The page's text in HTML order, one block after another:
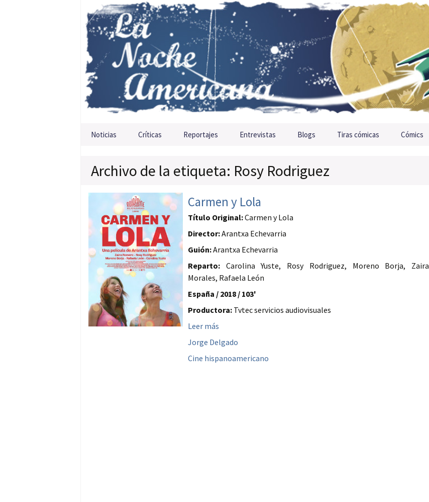
Saltar al contenido
Noticias Críticas Reportajes Entrevistas Blogs Tiras cómicas Cómics
Archivo de la etiqueta: Rosy Rodriguez
Carmen y Lola
Título Original:Carmen y Lola
Director:Arantxa Echevarria
Guión:Arantxa Echevarria
Reparto: Carolina Yuste, Rosy Rodriguez, Moreno Borja, Zaira
Morales, Rafaela León
España / 2018 / 103'
Productora: Tvtec servicios audiovisuales
Leer más
Jorge Delgado
Cine hispanoamericano